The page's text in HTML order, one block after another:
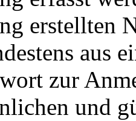
erstellten
aus
zur
und